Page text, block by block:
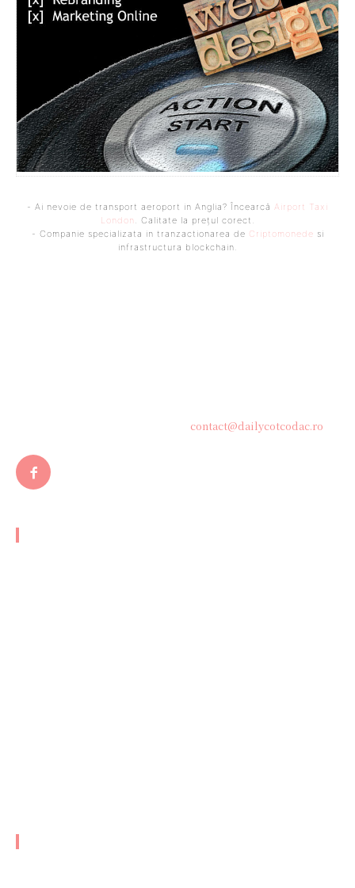
- Ai nevoie de transport aeroport in Anglia? Încearcă Airport Taxi
London . Calitate la prețul corect.
- Companie specializata in tranzactionarea de Criptomonede si
infrastructura blockchain.
contact@dailycotcodac.ro